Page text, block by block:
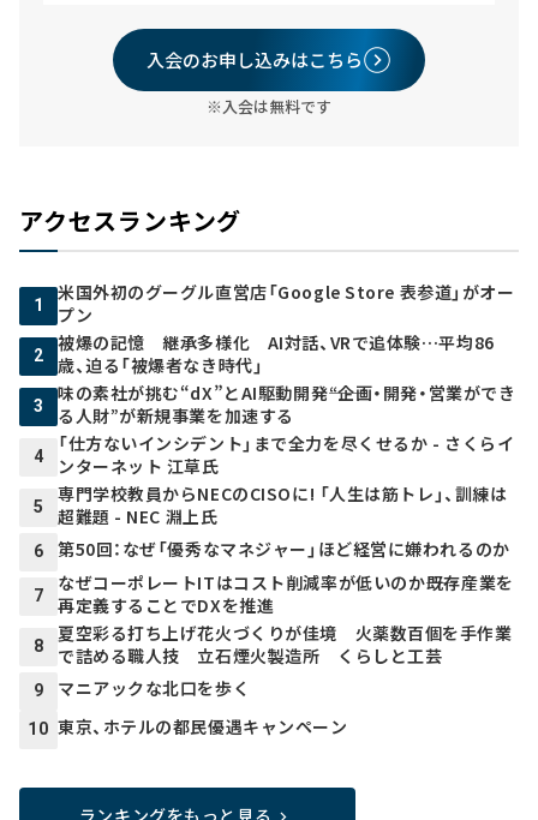
入会のお申し込みはこちら
※入会は無料です
アクセスランキング
1
米国外初のグーグル直営店「Google Store 表参道」がオー
プン
2
被爆の記憶 継承多様化 AI対話、VRで追体験…平均86
歳、迫る「被爆者なき時代」
3
味の素社が挑む“dX”とAI駆動開発――“企画・開発・営業ができ
る人財”が新規事業を加速する
4
「仕方ないインシデント」まで全力を尽くせるか - さくらイ
ンターネット 江草氏
5
専門学校教員からNECのCISOに! 「人生は筋トレ」、訓練は
超難題 - NEC 淵上氏
6 第50回：なぜ「優秀なマネジャー」ほど経営に嫌われるのか
7
なぜコーポレートITはコスト削減率が低いのか――既存産業を
再定義することでDXを推進
8
夏空彩る打ち上げ花火づくりが佳境 火薬数百個を手作業
で詰める職人技 立石煙火製造所 くらしと工芸
9 マニアックな北口を歩く
10 東京、ホテルの都民優遇キャンペーン